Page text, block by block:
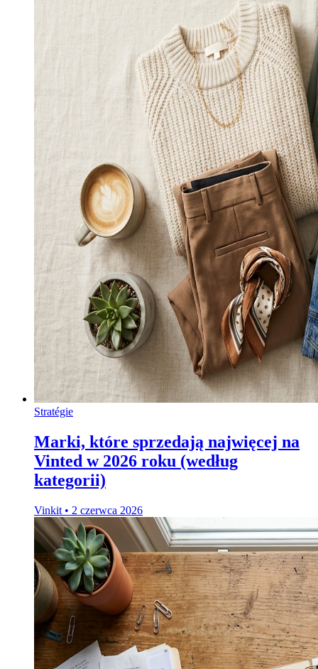
Stratégie
Marki, które sprzedają najwięcej na
Vinted w 2026 roku (według
kategorii)
Vinkit • 2 czerwca 2026